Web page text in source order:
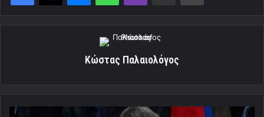
Κώστας Παλαιολόγος
Αυτοί